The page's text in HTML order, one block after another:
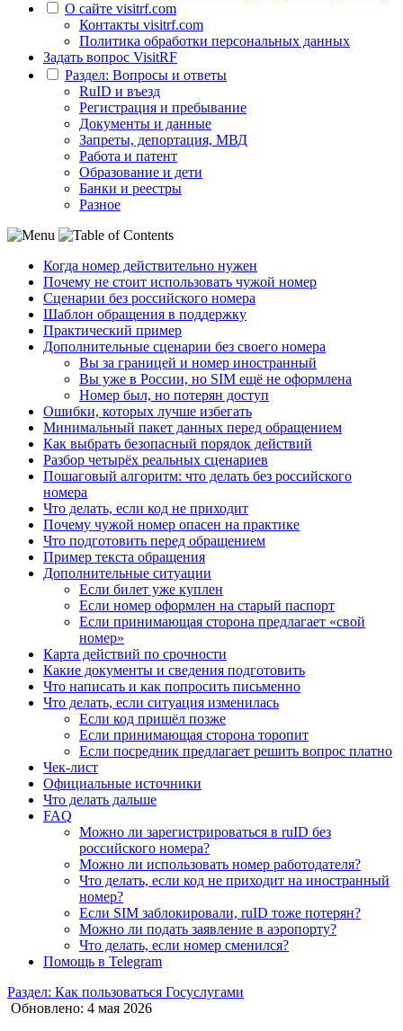
О сайте visitrf.com
Контакты visitrf.com
Политика обработки персональных данных
Задать вопрос VisitRF
Раздел: Вопросы и ответы
RuID и въезд
Регистрация и пребывание
Документы и данные
Запреты, депортация, МВД
Работа и патент
Образование и дети
Банки и реестры
Разное
Когда номер действительно нужен
Почему не стоит использовать чужой номер
Сценарии без российского номера
Шаблон обращения в поддержку
Практический пример
Дополнительные сценарии без своего номера
Вы за границей и номер иностранный
Вы уже в России, но SIM ещё не оформлена
Номер был, но потерян доступ
Ошибки, которых лучше избегать
Минимальный пакет данных перед обращением
Как выбрать безопасный порядок действий
Разбор четырёх реальных сценариев
Пошаговый алгоритм: что делать без российского
номера
Что делать, если код не приходит
Почему чужой номер опасен на практике
Что подготовить перед обращением
Пример текста обращения
Дополнительные ситуации
Если билет уже куплен
Если номер оформлен на старый паспорт
Если принимающая сторона предлагает «свой
номер»
Карта действий по срочности
Какие документы и сведения подготовить
Что написать и как попросить письменно
Что делать, если ситуация изменилась
Если код пришёл позже
Если принимающая сторона торопит
Если посредник предлагает решить вопрос платно
Чек-лист
Официальные источники
Что делать дальше
FAQ
Можно ли зарегистрироваться в ruID без
российского номера?
Можно ли использовать номер работодателя?
Что делать, если код не приходит на иностранный
номер?
Если SIM заблокировали, ruID тоже потерян?
Можно ли подать заявление в аэропорту?
Что делать, если номер сменился?
Помощь в Telegram
Раздел: Как пользоваться Госуслугами
Обновлено: 4 мая 2026